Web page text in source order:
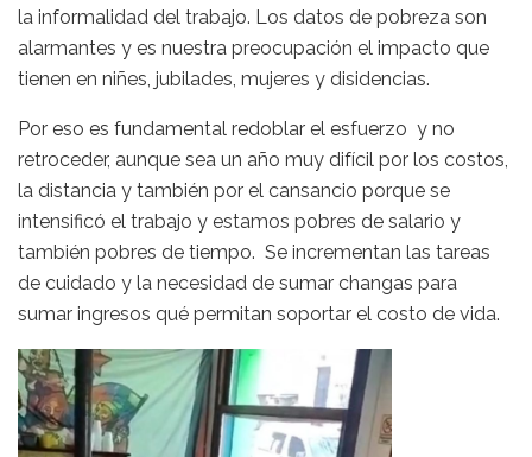
la informalidad del trabajo. Los datos de pobreza son
alarmantes y es nuestra preocupación el impacto que
tienen en niñes, jubilades, mujeres y disidencias.
Por eso es fundamental redoblar el esfuerzo y no
retroceder, aunque sea un año muy difícil por los costos,
la distancia y también por el cansancio porque se
intensificó el trabajo y estamos pobres de salario y
también pobres de tiempo. Se incrementan las tareas
de cuidado y la necesidad de sumar changas para
sumar ingresos qué permitan soportar el costo de vida.